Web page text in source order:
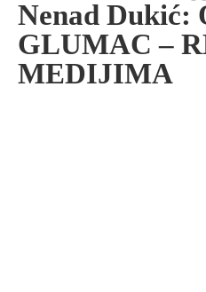
Nenad Dukić:
GLUMAC –
MEDIJIMA